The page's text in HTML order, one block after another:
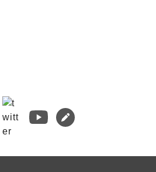
です！
の絶品!
すめ！